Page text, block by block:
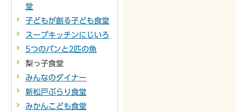
堂
子どもが創る子ども食堂
スープキッチンにじいろ
5つのパンと2匹の魚
梨っ子食堂
みんなのダイナー
新松戸ぶらり食堂
みかんこども食堂